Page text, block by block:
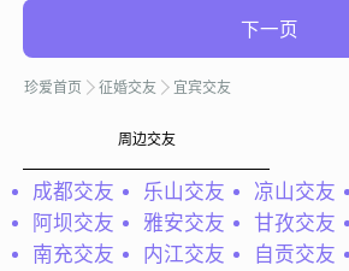
下一页
珍爱首页 征婚交友 宜宾交友
周边交友
成都交友 乐山交友 凉山交友
阿坝交友
雅安交友 甘孜交友
南充交友
内江交友 自贡交友